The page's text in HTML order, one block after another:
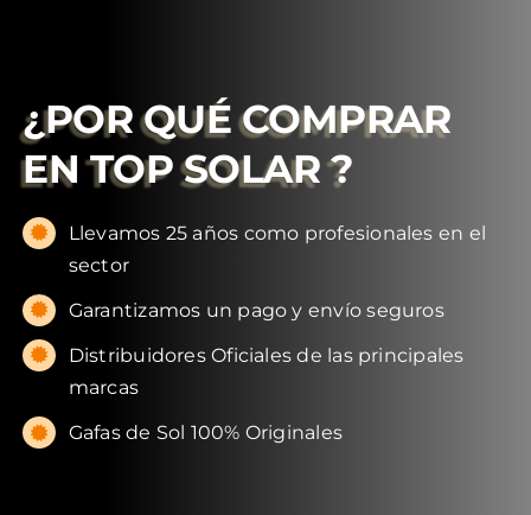
¿POR QUÉ COMPRAR
EN TOP SOLAR ?
Llevamos 25 años como profesionales en el
sector
Garantizamos un pago y envío seguros
Distribuidores Oficiales de las principales
marcas
Gafas de Sol 100% Originales